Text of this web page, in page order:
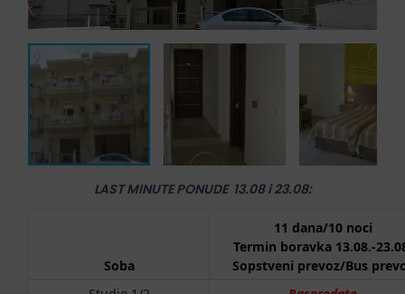
LAST MINUTE PONUDE 13.08 i 23.08:
Soba
11 dana/10 noci
Termin boravka 13.08.-
Sopstveni prevoz/Bus